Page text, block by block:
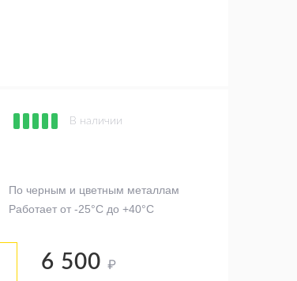
В наличии
По черным и цветным металлам
Работает от -25°C до +40°C
6 500 ₽